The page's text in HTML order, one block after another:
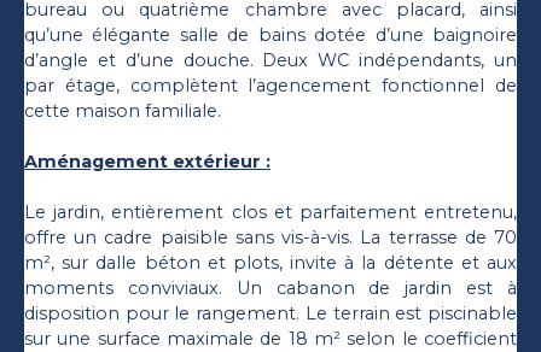
bureau ou quatrième chambre avec placard, ainsi
qu’une élégante salle de bains dotée d’une baignoire
d’angle et d’une douche. Deux WC indépendants, un
par étage, complètent l’agencement fonctionnel de
cette maison familiale.
Aménagement extérieur :
Le jardin, entièrement clos et parfaitement entretenu,
offre un cadre paisible sans vis-à-vis. La terrasse de 70
m², sur dalle béton et plots, invite à la détente et aux
moments conviviaux. Un cabanon de jardin est à
disposition pour le rangement. Le terrain est piscinable
sur une surface maximale de 18 m² selon le coefficient